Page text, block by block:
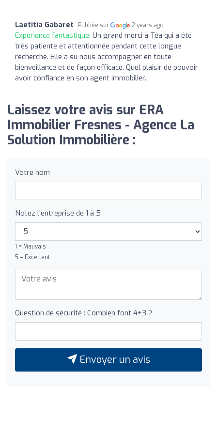
Laetitia Gabaret Publiée sur 2 years ago
Expérience fantastique: Un grand merci à Téa qui a été
très patiente et attentionnée pendant cette longue
recherche. Elle a su nous accompagner en toute
bienveillance et de façon efficace. Quel plaisir de pouvoir
avoir confiance en son agent immobilier.
Laissez votre avis sur ERA
Immobilier Fresnes - Agence La
Solution Immobilière :
Votre nom
Notez l'entreprise de 1 à 5
1 = Mauvais
5 = Excellent
Question de sécurité : Combien font 4+3 ?
Envoyer un avis